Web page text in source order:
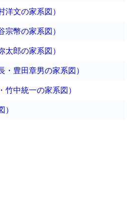
洋文の家系図）
宗幣の家系図）
太郎の家系図）
・豊田章男の家系図）
竹中統一の家系図）
）